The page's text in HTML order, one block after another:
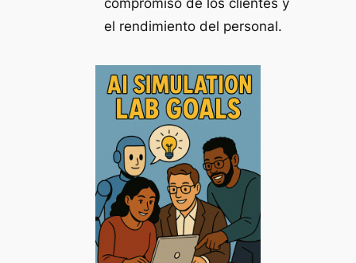
compromiso de los clientes y
el rendimiento del personal.